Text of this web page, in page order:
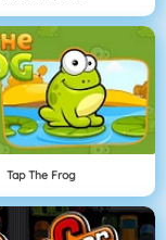
Tap The Frog